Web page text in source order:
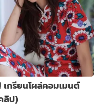
กรียนโผล่คอมเมนต์
ลิป)